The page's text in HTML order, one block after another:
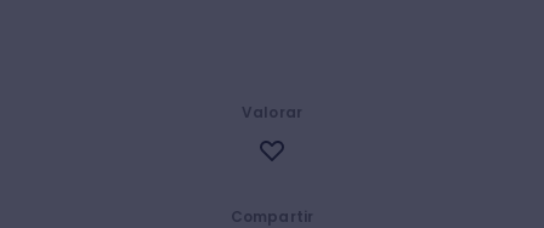
Compartir
Valorar